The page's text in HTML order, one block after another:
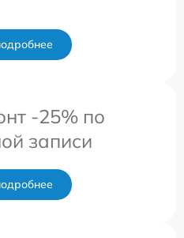
-25% по
записи